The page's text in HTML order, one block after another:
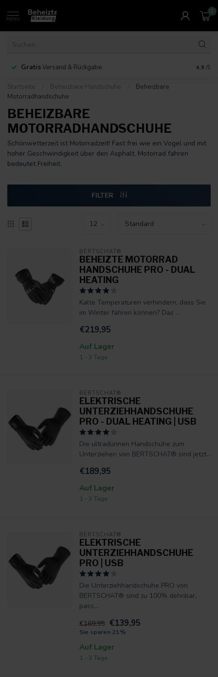
MENU
0
GratisVersand & Rückgabe 30
4.9 /5
Startseite Beheizbare Handschuhe
Beheizbare
Motorradhandschuhe
BEHEIZBARE
MOTORRADHANDSCHUHE
Schönwetterzeit ist Motorradzeit! Fast frei wie ein Vogel und mit
hoher Geschwindigkeit über den Asphalt. Motorrad fahren
bedeutet Freiheit.
FILTER
BERTSCHAT®
BEHEIZTE MOTORRAD
HANDSCHUHE PRO - DUAL
HEATING
Kalte Temperaturen verhindern, dass Sie
im Winter fahren können? Das ...
€219,95
Auf Lager
1 - 3 Tage
BERTSCHAT®
ELEKTRISCHE
UNTERZIEHHANDSCHUHE
PRO - DUAL HEATING | USB
Die ultradünnen Handschuhe zum
Unterziehen von BERTSCHAT® sind jetzt...
€189,95
Auf Lager
1 - 3 Tage
BERTSCHAT®
ELEKTRISCHE
UNTERZIEHHANDSCHUHE
PRO | USB
Die Unterziehhandschuhe PRO von
BERTSCHAT® sind zu 100% dehnbar,
pass...
€169,95 €139,95
Sie sparen 21%
Auf Lager
1 - 3 Tage